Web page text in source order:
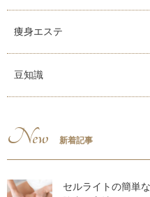
痩身エステ
豆知識
New 新着記事
セルライトの簡単